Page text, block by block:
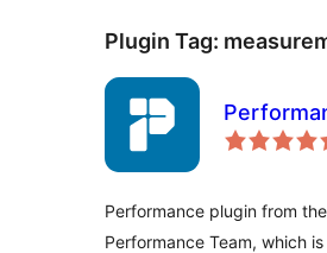
Plugin Tag:
Performance plugin from
Performance Team, which